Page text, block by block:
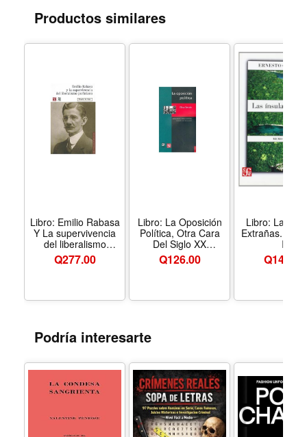
Juntas Militares o las leyes de punto final y obediencia
debida.
Productos similares
Libro: Emilio Rabasa
Y La supervivencia
del liberalismo
Porfiriano
Q277.00
Libro: La Oposición
Política, Otra Cara
Del Siglo XX
Mexicano
Q126.00
Libro: Las
Extrañas.
II
Q140.00
Podría interesarte